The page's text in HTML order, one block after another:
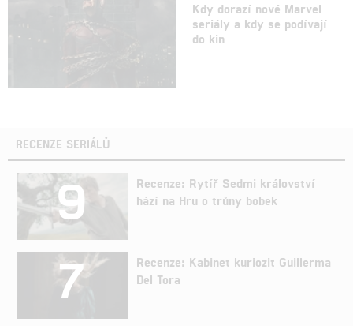
Kdy dorazí nové Marvel
seriály a kdy se podívají
do kin
RECENZE SERIÁLŮ
9
Recenze: Rytíř Sedmi království
hází na Hru o trůny bobek
7
Recenze: Kabinet kuriozit Guillerma
Del Tora